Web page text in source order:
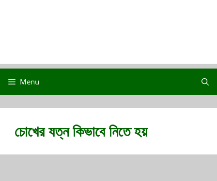
Menu
চোখের যত্ন কিভাবে নিতে হয়